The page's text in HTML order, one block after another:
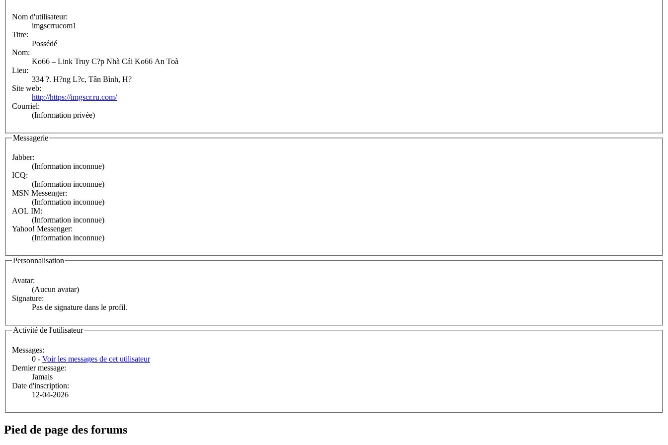
Nom d'utilisateur:
imgscrrucom1
Titre:
Possédé
Nom:
Ko66 – Link Truy C?p Nhà Cái Ko66 An Toà
Lieu:
334 ?. H?ng L?c, Tân Bình, H?
Site web:
http://https://imgscr.ru.com/
Courriel:
(Information privée)
Messagerie
Jabber:
(Information inconnue)
ICQ:
(Information inconnue)
MSN Messenger:
(Information inconnue)
AOL IM:
(Information inconnue)
Yahoo! Messenger:
(Information inconnue)
Personnalisation
Avatar:
(Aucun avatar)
Signature:
Pas de signature dans le profil.
Activité de l'utilisateur
Messages:
0 - Voir les messages de cet utilisateur
Dernier message:
Jamais
Date d'inscription:
12-04-2026
Pied de page des forums